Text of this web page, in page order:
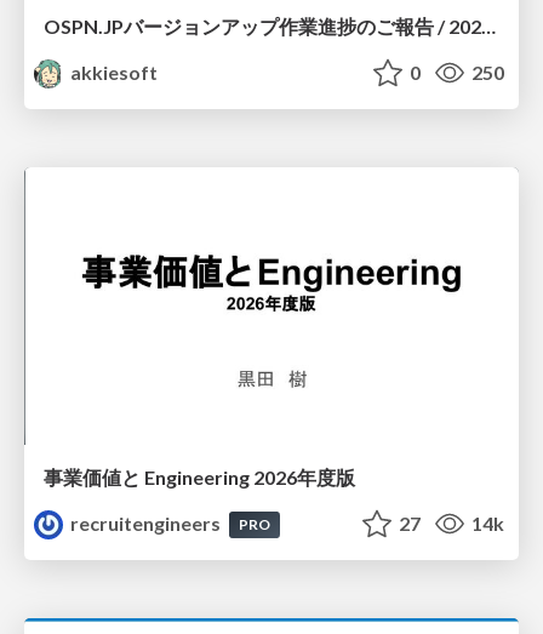
akkiesoft
0 250
事業価値と Engineering 2026年度版
recruitengineers
PRO 27 14k